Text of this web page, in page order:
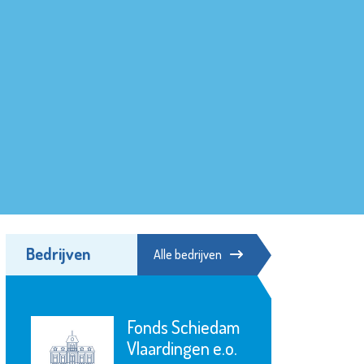
Bedrijven Alle bedrijven
Fonds Schiedam
Vlaardingen e.o.